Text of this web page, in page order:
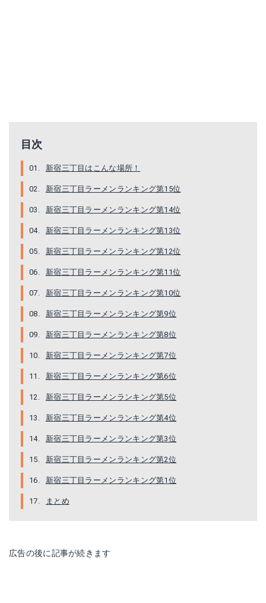
目次
新宿三丁目はこんな場所！
新宿三丁目ラーメンランキング第15位
新宿三丁目ラーメンランキング第14位
新宿三丁目ラーメンランキング第13位
新宿三丁目ラーメンランキング第12位
新宿三丁目ラーメンランキング第11位
新宿三丁目ラーメンランキング第10位
新宿三丁目ラーメンランキング第9位
新宿三丁目ラーメンランキング第8位
新宿三丁目ラーメンランキング第7位
新宿三丁目ラーメンランキング第6位
新宿三丁目ラーメンランキング第5位
新宿三丁目ラーメンランキング第4位
新宿三丁目ラーメンランキング第3位
新宿三丁目ラーメンランキング第2位
新宿三丁目ラーメンランキング第1位
まとめ
広告の後に記事が続きます